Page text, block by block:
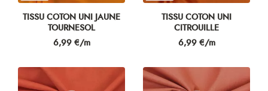
TISSU COTON UNI JAUNE
TOURNESOL
Prix
6,99 €/m
TISSU COTON UNI
CITROUILLE
Prix
6,99 €/m